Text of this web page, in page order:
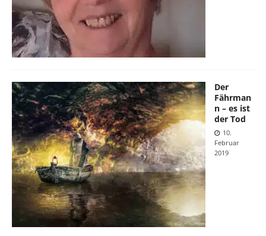
Der
Fährman
n – es ist
der Tod
10.
Februar
2019